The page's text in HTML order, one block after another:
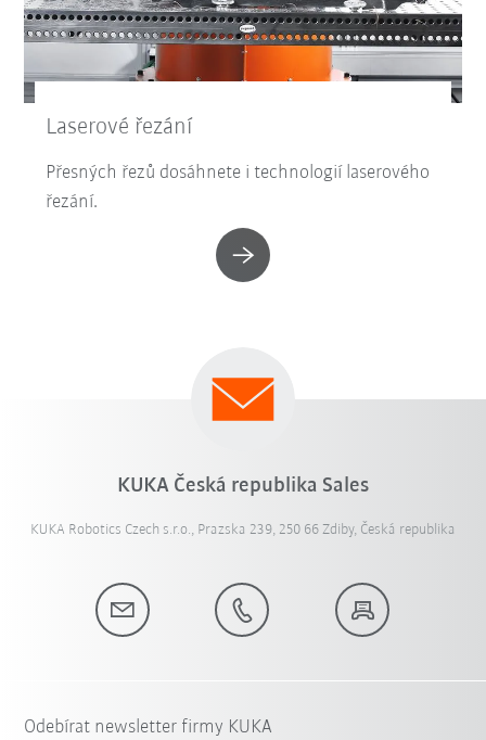
Laserové řezání
Přesných řezů dosáhnete i technologií laserového
řezání.
KUKA Česká republika Sales
KUKA Robotics Czech s.r.o., Prazska 239, 250 66 Zdiby, Česká republika
Odebírat newsletter firmy KUKA